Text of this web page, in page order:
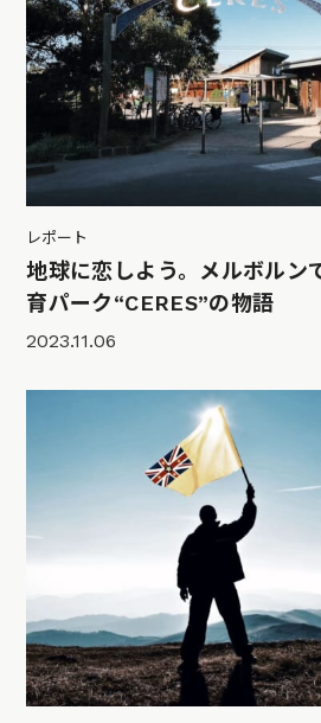
レポート
地球に恋しよう。メルボルン
育パーク“CERES”の物語
2023.11.06